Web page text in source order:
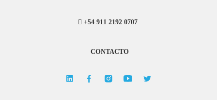
+54 911 2192 0707
CONTACTO